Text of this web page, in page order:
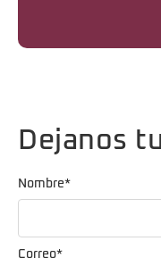
Dejanos
Nombre*
Correo*